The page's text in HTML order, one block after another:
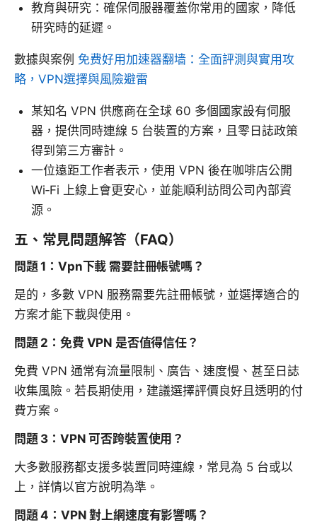
教育與研究：確保伺服器覆蓋你常用的國家，降低
研究時的延遲。
數據與案例 免费好用加速器翻墙：全面評測與實用攻
略，VPN選擇與風險避雷
某知名 VPN 供應商在全球 60 多個國家設有伺服
器，提供同時連線 5 台裝置的方案，且零日誌政策
得到第三方審計。
一位遠距工作者表示，使用 VPN 後在咖啡店公開
Wi‑Fi 上線上會更安心，並能順利訪問公司內部資
源。
五、常見問題解答（FAQ）
問題 1：Vpn下載 需要註冊帳號嗎？
是的，多數 VPN 服務需要先註冊帳號，並選擇適合的
方案才能下載與使用。
問題 2：免費 VPN 是否值得信任？
免費 VPN 通常有流量限制、廣告、速度慢、甚至日誌
收集風險。若長期使用，建議選擇評價良好且透明的付
費方案。
問題 3：VPN 可否跨裝置使用？
大多數服務都支援多裝置同時連線，常見為 5 台或以
上，詳情以官方說明為準。
問題 4：VPN 對上網速度有影響嗎？